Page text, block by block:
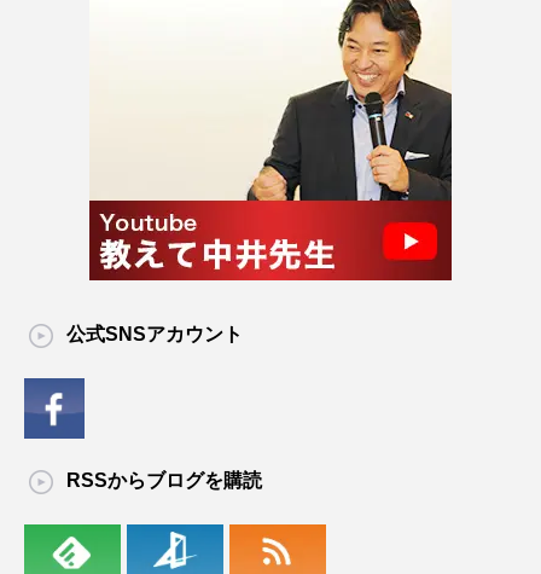
公式SNSアカウント
RSSからブログを購読